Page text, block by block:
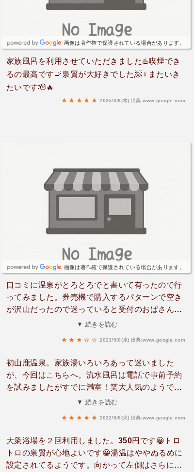
画像は著作権で保護されている場合があります。
家族風呂を利用させていただきました♨️喫煙でき
るの最高です🚬泉質が大好きでした🧖♀️またいき
たいです🫡🔥
2025/3/6(木) 出典:www.google.com
画像は著作権で保護されている場合があります。
口コミに温泉がとろとろでと書いて有ったので行
ってみました。券売機で購入するパターンで空き
が沢山だったので迷っていると受付のおばさん
が、1号室しか空いてないよ だって👀‼️露天風
てあり、内湯も足を伸ばせて二人で入るには十分
な広さ露天風呂は２つに別れ、丸い湯船と、寝風
呂が有ります。風呂の温度はバルブで自分で調節
私が行く家族湯と変わりはなかった❗露天風呂には
音楽が流れ、ゆっくり入ることが出来ました❗
▼ 続きを読む
2023/9/6(水) 出典:www.google.com
初山鹿温泉。家族湯いろいろあって迷いました
が、今回はこちらへ。流水風呂は電話で事前予約
を試みましたがすでに満室！笑大人気のようで
す。露天風呂付の家族湯を利用しました。内湯も
▼ 続きを読む
2022/9/6(火) 出典:www.google.com
大衆浴場を２回利用しました。350円です😀トロ
トロの泉質が心地よいです😀湯温はややぬるめに
設定されてるようです。向かって左側はさらにぬ